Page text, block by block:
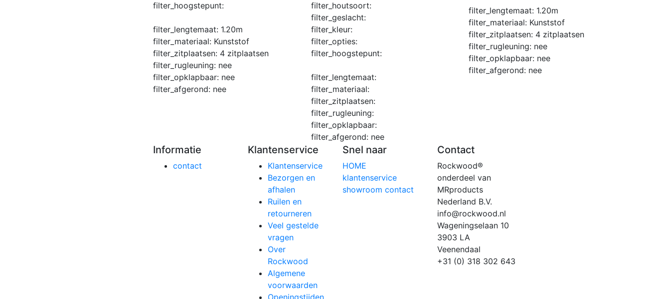
filter_hoogstepunt:
filter_lengtemaat: 1.20m
filter_materiaal: Kunststof
filter_zitplaatsen: 4 zitplaatsen
filter_rugleuning: nee
filter_opklapbaar: nee
filter_afgerond: nee
filter_houtsoort:
filter_geslacht:
filter_kleur:
filter_opties:
filter_hoogstepunt:
filter_lengtemaat:
filter_materiaal:
filter_zitplaatsen:
filter_rugleuning:
filter_opklapbaar:
filter_afgerond: nee
filter_lengtemaat: 1.20m
filter_materiaal: Kunststof
filter_zitplaatsen: 4 zitplaatsen
filter_rugleuning: nee
filter_opklapbaar: nee
filter_afgerond: nee
Informatie
contact
Klantenservice
Klantenservice
Bezorgen en
afhalen
Ruilen en
retourneren
Veel gestelde
vragen
Over
Rockwood
Algemene
voorwaarden
Openingstijden
Snel naar
HOME
klantenservice
showroom contact
Contact
Rockwood®
onderdeel van
MRproducts
Nederland B.V.
info@rockwood.nl
Wageningselaan 10
3903 LA
Veenendaal
+31 (0) 318 302 643